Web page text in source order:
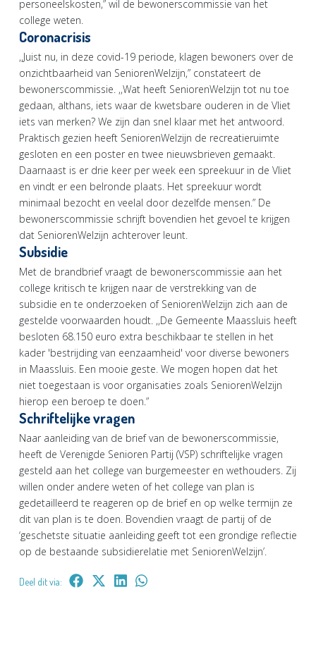
personeelskosten,” wil de bewonerscommissie van het
college weten.
Coronacrisis
,,Juist nu, in deze covid-19 periode, klagen bewoners over de
onzichtbaarheid van SeniorenWelzijn,” constateert de
bewonerscommissie. ,,Wat heeft SeniorenWelzijn tot nu toe
gedaan, althans, iets waar de kwetsbare ouderen in de Vliet
iets van merken? We zijn dan snel klaar met het antwoord.
Praktisch gezien heeft SeniorenWelzijn de recreatieruimte
gesloten en een poster en twee nieuwsbrieven gemaakt.
Daarnaast is er drie keer per week een spreekuur in de Vliet
en vindt er een belronde plaats. Het spreekuur wordt
minimaal bezocht en veelal door dezelfde mensen.” De
bewonerscommissie schrijft bovendien het gevoel te krijgen
dat SeniorenWelzijn achterover leunt.
Subsidie
Met de brandbrief vraagt de bewonerscommissie aan het
college kritisch te krijgen naar de verstrekking van de
subsidie en te onderzoeken of SeniorenWelzijn zich aan de
gestelde voorwaarden houdt. ,,De Gemeente Maassluis heeft
besloten 68.150 euro extra beschikbaar te stellen in het
kader 'bestrijding van eenzaamheid' voor diverse bewoners
in Maassluis. Een mooie geste. We mogen hopen dat het
niet toegestaan is voor organisaties zoals SeniorenWelzijn
hierop een beroep te doen.”
Schriftelijke vragen
Naar aanleiding van de brief van de bewonerscommissie,
heeft de Verenigde Senioren Partij (VSP) schriftelijke vragen
gesteld aan het college van burgemeester en wethouders. Zij
willen onder andere weten of het college van plan is
gedetailleerd te reageren op de brief en op welke termijn ze
dit van plan is te doen. Bovendien vraagt de partij of de
‘geschetste situatie aanleiding geeft tot een grondige reflectie
op de bestaande subsidierelatie met SeniorenWelzijn’.
Deel dit via: